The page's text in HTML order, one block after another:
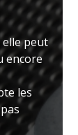
peut
encore
les